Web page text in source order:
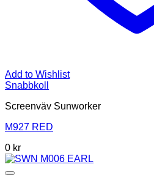
Add to Wishlist
Snabbkoll
Screenväv Sunworker
M927 RED
0 kr